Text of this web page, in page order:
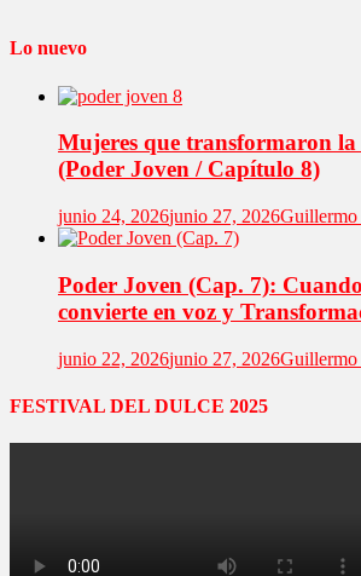
Lo nuevo
Mujeres que transformaron la
(Poder Joven / Capítulo 8)
junio 24, 2026junio 27, 2026Guillermo
Poder Joven (Cap. 7):
convierte en voz y
junio 22, 2026junio 27, 2026Guillermo
FESTIVAL DEL DULCE 2025